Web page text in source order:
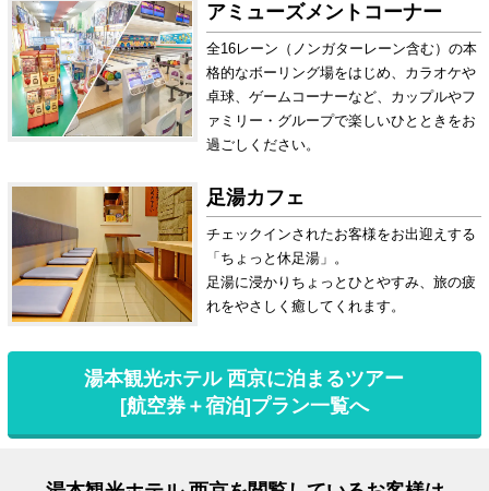
アミューズメントコーナー
全16レーン（ノンガターレーン含む）の本
格的なボーリング場をはじめ、カラオケや
卓球、ゲームコーナーなど、カップルやフ
ァミリー・グループで楽しいひとときをお
過ごしください。
足湯カフェ
チェックインされたお客様をお出迎えする
「ちょっと休足湯」。
足湯に浸かりちょっとひとやすみ、旅の疲
れをやさしく癒してくれます。
湯本観光ホテル 西京に泊まるツアー
[航空券＋宿泊]プラン一覧へ